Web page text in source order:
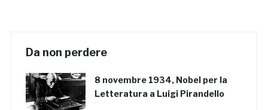
Da non perdere
8 novembre 1934, Nobel per la
Letteratura a Luigi Pirandello